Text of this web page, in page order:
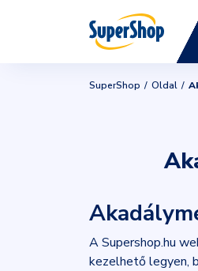
SuperShop Oldal
A Supershop.hu
kezelhető legyen,